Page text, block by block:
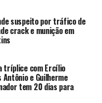
suspeito por tráfico de
crack e munição em
tríplice com Ercílio
e Guilherme
tem 20 dias para